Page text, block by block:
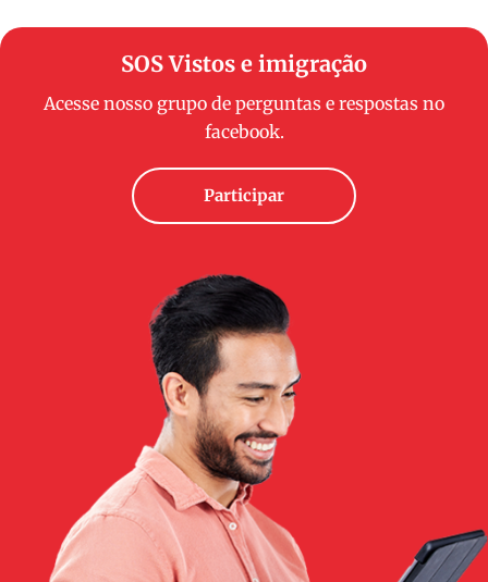
SOS Vistos e imigração
Acesse nosso grupo de perguntas e respostas no
facebook.
Participar